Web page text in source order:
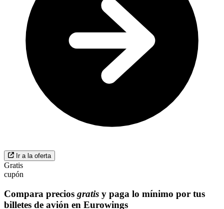
Ir a la oferta
Gratis
cupón
Compara precios gratis y paga lo mínimo por tus
billetes de avión en Eurowings